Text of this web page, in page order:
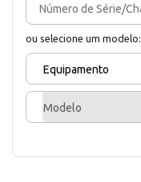
ou selecione um modelo:
Equipamento
Modelo